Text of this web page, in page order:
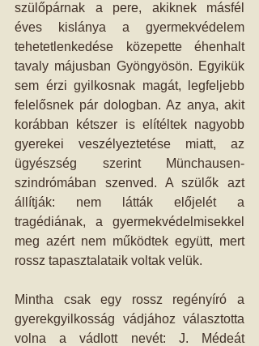
szülőpárnak a pere, akiknek másfél
éves kislánya a gyermekvédelem
tehetetlenkedése közepette éhenhalt
tavaly májusban Gyöngyösön. Egyikük
sem érzi gyilkosnak magát, legfeljebb
felelősnek pár dologban. Az anya, akit
korábban kétszer is elítéltek nagyobb
gyerekei veszélyeztetése miatt, az
ügyészség szerint Münchausen-
szindrómában szenved. A szülők azt
állítják: nem látták előjelét a
tragédiának, a gyermekvédelmisekkel
meg azért nem működtek együtt, mert
rossz tapasztalataik voltak velük.
Mintha csak egy rossz regényíró a
gyerekgyilkosság vádjához választotta
volna a vádlott nevét: J. Médeát